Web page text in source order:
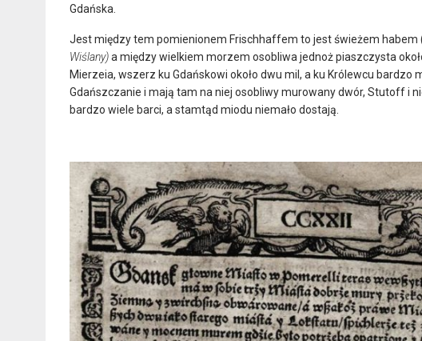
Gdańska.
Jest między tem pomienionem Frischhaffem to jest świeżem habem
Wiślany)a między wielkiem morzem osobliwa jednoż piaszczysta
Mierzeia, wszerz ku Gdańskowi około dwu mil, a ku Królewcu bardzo
Gdańszczanie i mają tam na niej osobliwy murowany dwór, Stutoff i
bardzo wiele barci, a stamtąd miodu niemało dostają.